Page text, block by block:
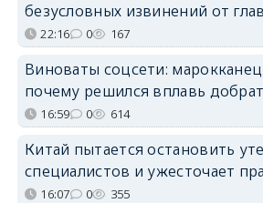
безусловных извинений от
22:16 0 167
Виноваты соцсети: марокканец
почему решился вплавь
16:59 0 614
Китай пытается остановить
специалистов и ужесточает
16:07 0 355